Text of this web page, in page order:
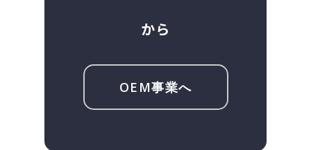
から
OEM事業へ